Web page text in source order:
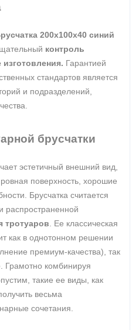
200х100х40 синий
контроль
изготовления. Гарантией
стандартов является
и подразделений,
брусчатки
эстетичный внешний вид,
поверхность, хорошие
Брусчатка считается
распространенной
тротуаров . Ее классическая
как в однотонном решении
премиум-качества), так
Грамотно комбинируя
такие ее виды, как
весьма
сочетания.